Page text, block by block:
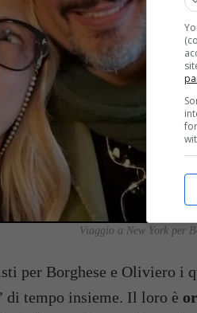
Viaggio a New York per
per Borghese e Oliviero i
di tempo insieme. Il loro è